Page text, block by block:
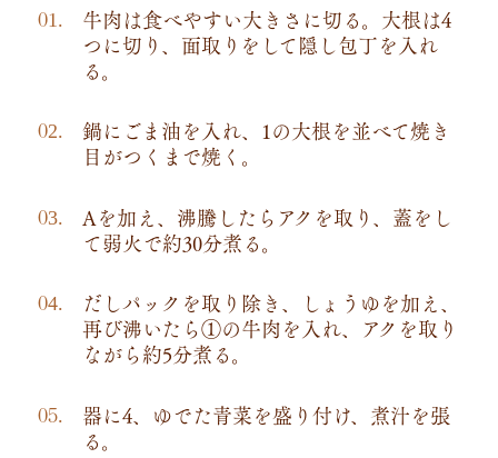
牛肉は食べやすい大きさに切る。大根は4
つに切り、面取りをして隠し包丁を入れ
る。
鍋にごま油を入れ、1の大根を並べて焼き
目がつくまで焼く。
Aを加え、沸騰したらアクを取り、蓋をし
て弱火で約30分煮る。
だしパックを取り除き、しょうゆを加え、
再び沸いたら①の牛肉を入れ、アクを取り
ながら約5分煮る。
器に4、ゆでた青菜を盛り付け、煮汁を張
る。